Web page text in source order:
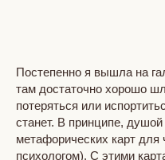
Постепенно я вышла на
там достаточно хорошо
потеряться или
станет. В принципе,
метафорических карт для
психологом). С этими